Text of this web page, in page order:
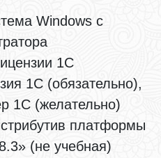
Windows с
1С
1С (обязательно),
1С (желательно)
платформы
(не учебная)